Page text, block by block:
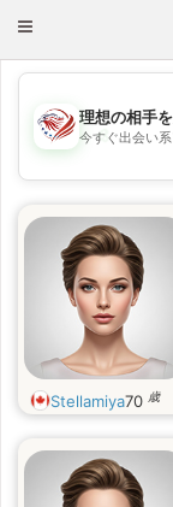
Toggle
💖
理想の相手
今すぐ出会い
Stellamiya70 歳